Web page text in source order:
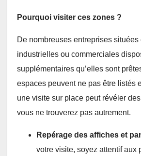
Pourquoi visiter ces zones ?
De nombreuses entreprises
industrielles ou commerciales
supplémentaires qu’elles sont
espaces peuvent ne pas être listés
une visite sur place peut révéler
vous ne trouverez pas autrement.
Repérage des affiches et
votre visite, soyez attentif aux